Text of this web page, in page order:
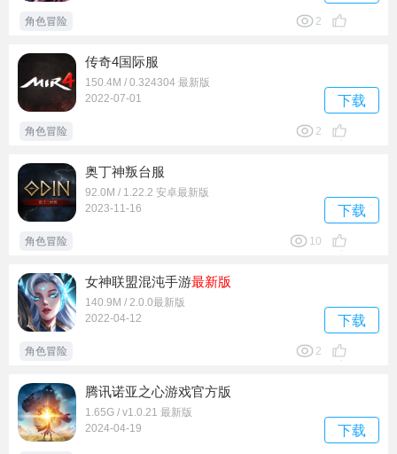
角色冒险 2
传奇4国际服
150.4M / 0.324304 最新版
2022-07-01
下载
角色冒险 2
奥丁神叛台服
92.0M / 1.22.2 安卓最新版
2023-11-16
下载
角色冒险 10
女神联盟混沌手游最新版
140.9M / 2.0.0最新版
2022-04-12
下载
角色冒险 2
腾讯诺亚之心游戏官方版
1.65G / v1.0.21 最新版
2024-04-19
下载